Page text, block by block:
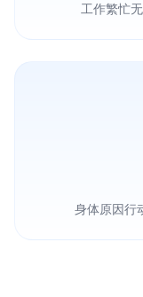
工作繁忙
身体原因行